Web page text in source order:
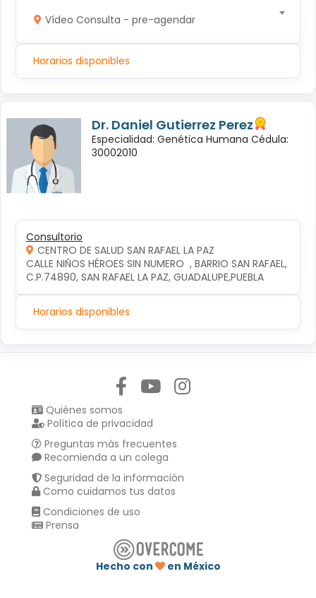
Vídeo Consulta - pre-agendar
Horarios disponibles
Dr. Daniel Gutierrez Perez
Especialidad: Genética Humana Cédula:
30002010
Consultorio
CENTRO DE SALUD SAN RAFAEL LA PAZ
CALLE NIÑOS HÉROES SIN NUMERO  , BARRIO SAN RAFAEL,
C.P.74890, SAN RAFAEL LA PAZ, GUADALUPE,PUEBLA
Horarios disponibles
Quiénes somos
Política de privacidad
Preguntas más frecuentes
Recomienda a un colega
Seguridad de la información
Como cuidamos tus datos
Condiciones de uso
Prensa
Hecho con
en México